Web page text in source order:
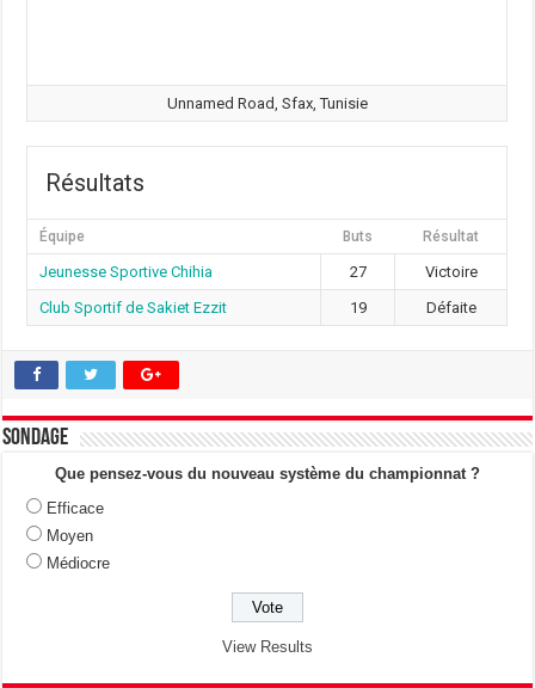
Unnamed Road, Sfax, Tunisie
Résultats
Équipe Buts Résultat
Jeunesse Sportive Chihia 27
Victoire
Club Sportif de Sakiet Ezzit
19 Défaite
Sondage
Que pensez-vous du nouveau système du championnat ?
Efficace
Moyen
Médiocre
View Results